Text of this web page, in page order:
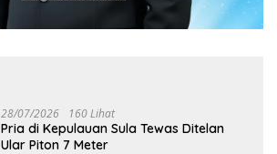
28/07/2026 160 Lihat
Pria di Kepulauan Sula Tewas Ditelan
Ular Piton 7 Meter